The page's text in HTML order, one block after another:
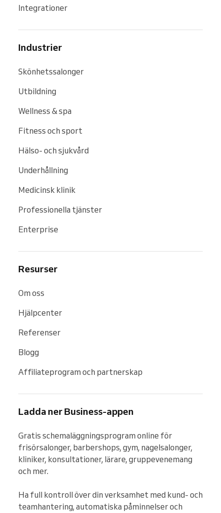
Integrationer
Industrier
Skönhetssalonger
Utbildning
Wellness & spa
Fitness och sport
Hälso- och sjukvård
Underhållning
Medicinsk klinik
Professionella tjänster
Enterprise
Resurser
Om oss
Hjälpcenter
Referenser
Blogg
Affiliateprogram och partnerskap
Ladda ner Business-appen
Gratis schemaläggningsprogram online för
frisörsalonger, barbershops, gym, nagelsalonger,
kliniker, konsultationer, lärare, gruppevenemang
och mer.
Ha full kontroll över din verksamhet med kund- och
teamhantering, automatiska påminnelser och